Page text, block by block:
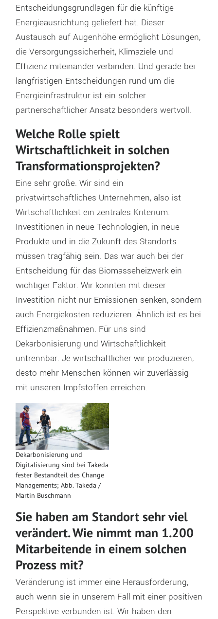
Entscheidungsgrundlagen für die künftige
Energieausrichtung geliefert hat. Dieser
Austausch auf Augenhöhe ermöglicht Lösungen,
die Versorgungssicherheit, Klimaziele und
Effizienz miteinander verbinden. Und gerade bei
langfristigen Entscheidungen rund um die
Energieinfrastruktur ist ein solcher
partnerschaftlicher Ansatz besonders wertvoll.
Welche Rolle spielt
Wirtschaftlichkeit in solchen
Transformationsprojekten?
Eine sehr große. Wir sind ein
privatwirtschaftliches Unternehmen, also ist
Wirtschaftlichkeit ein zentrales Kriterium.
Investitionen in neue Technologien, in neue
Produkte und in die Zukunft des Standorts
müssen tragfähig sein. Das war auch bei der
Entscheidung für das Biomasseheizwerk ein
wichtiger Faktor. Wir konnten mit dieser
Investition nicht nur Emissionen senken, sondern
auch Energiekosten reduzieren. Ähnlich ist es bei
Effizienzmaßnahmen. Für uns sind
Dekarbonisierung und Wirtschaftlichkeit
untrennbar. Je wirtschaftlicher wir produzieren,
desto mehr Menschen können wir zuverlässig
mit unseren Impfstoffen erreichen.
Dekarbonisierung und
Digitalisierung sind bei Takeda
fester Bestandteil des Change
Managements; Abb. Takeda /
Martin Buschmann
Sie haben am Standort sehr viel
verändert. Wie nimmt man 1.200
Mitarbeitende in einem solchen
Prozess mit?
Veränderung ist immer eine Herausforderung,
auch wenn sie in unserem Fall mit einer positiven
Perspektive verbunden ist. Wir haben den